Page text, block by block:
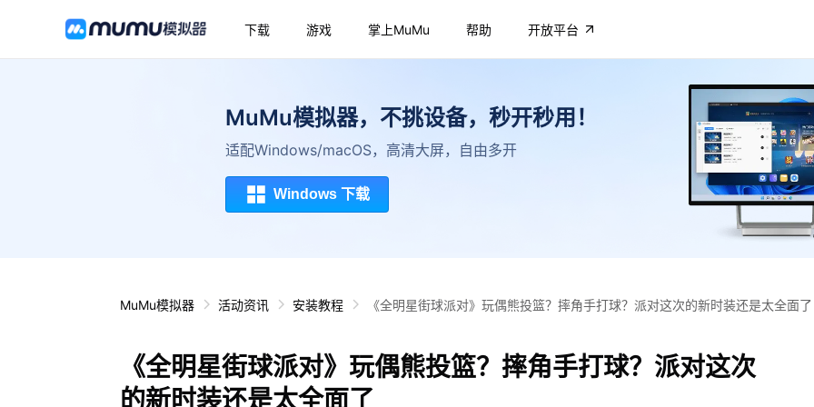
下载 游戏 掌上MuMu 帮助 开放平台
MuMu模拟器，不挑设备，秒开秒用！
适配Windows/macOS，高清大屏，自由多开
Windows 下载
MuMu模拟器 活动资讯 安装教程 《全明星街球派对》玩偶熊投篮？摔角手打球？派对这次的新时装还是太全面了
《全明星街球派对》玩偶熊投篮？摔角手打球？派对这次
的新时装还是太全面了